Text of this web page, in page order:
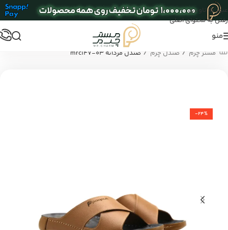
عبور به ناوبری
رفتن به محتوای اصلی
منو
مستر چرم / صندل چرم / صندل مردانه mrc147-03
-24%